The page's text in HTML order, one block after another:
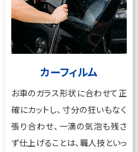
カーフィルム
お車のガラス形状に合わせて正
確にカットし、寸分の狂いもなく
張り合わせ、一滴の気泡も残さ
ず仕上げることは、職人技といっ